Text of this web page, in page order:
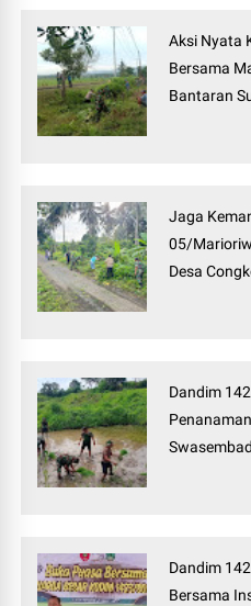
Aksi Nyata
Bersama
Bantaran
Jaga
05/
Desa
Dandim
Dandim
Bersama